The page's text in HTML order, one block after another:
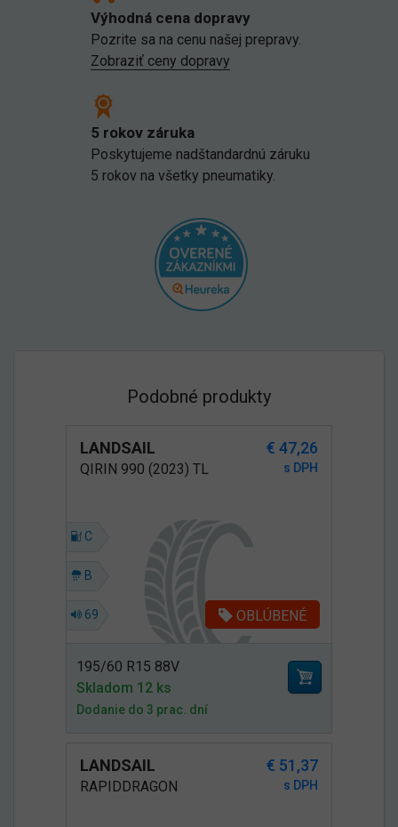
Výhodná cena dopravy
Pozrite sa na cenu našej prepravy.
Zobraziť ceny dopravy
5 rokov záruka
Poskytujeme nadštandardnú záruku
5 rokov na všetky pneumatiky.
Podobné produkty
LANDSAIL € 47,26
QIRIN 990 (2023) TL s DPH
C
B
69 OBLÚBENÉ
195/60 R15 88V
Skladom 12 ks
Dodanie do 3 prac. dní
LANDSAIL € 51,37
RAPIDDRAGON s DPH